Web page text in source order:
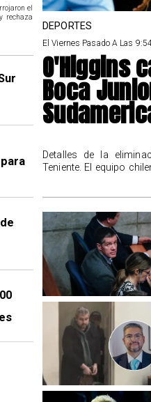
el
rechaza
DEPORTES
El Viernes Pasado A Las
O'Higgins
Boca
Detalles de la
Teniente. El equipo